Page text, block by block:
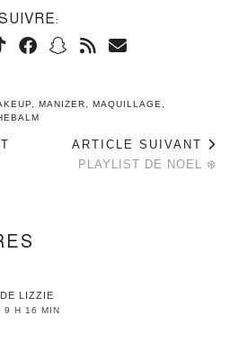
MANIZER MAQUILLAGE
ARTICLE SUIVANT
PLAYLIST DE NOEL ❄️
LIZZIE
9 H 16 MIN